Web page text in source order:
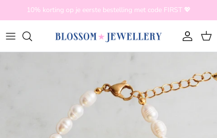
Ga naar inhoud10% korting op je eerste bestelling met code FIRST 💖
Account